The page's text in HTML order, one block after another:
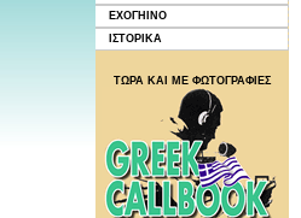
EXOΓΗΙΝΟ
ΙΣΤΟΡΙΚΑ
ΤΩΡΑ ΚΑΙ ΜΕ ΦΩΤΟΓΡΑΦΙΕΣ